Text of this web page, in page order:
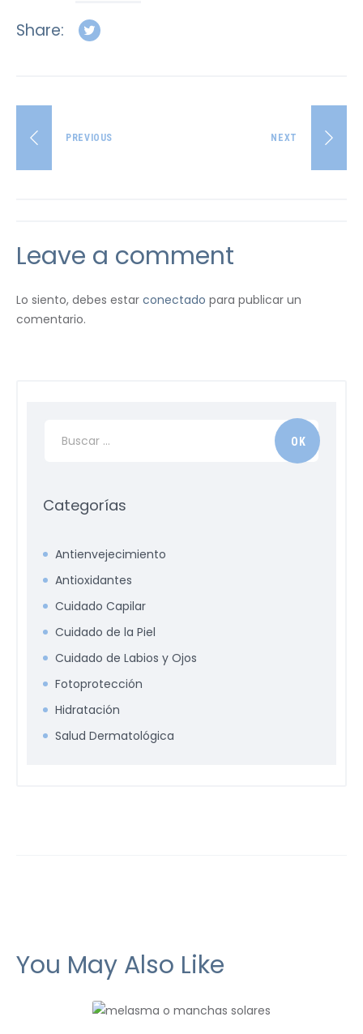
Share:
PREVIOUS NEXT
Leave a comment
Lo siento, debes estar conectado para publicar un
comentario.
Categorías
Antienvejecimiento
Antioxidantes
Cuidado Capilar
Cuidado de la Piel
Cuidado de Labios y Ojos
Fotoprotección
Hidratación
Salud Dermatológica
You May Also Like